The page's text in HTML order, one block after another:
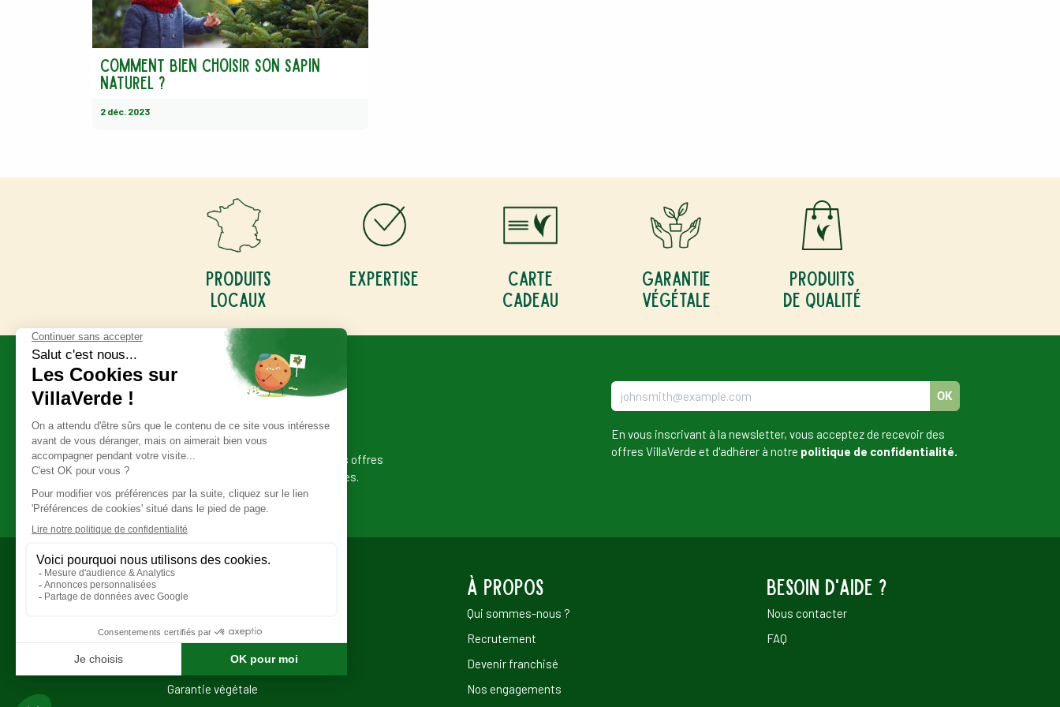
Comment bien choisir son sapin
naturel ?
2 déc. 2023
Produits
de qualité
Garantie
végétale
Carte
cadeau
Expertise
Produits
locaux
OK
En vous inscrivant à la newsletter, vous acceptez de recevoir des
offres VillaVerde et d'adhérer à notre politique de confidentialité.
Abonnez-vous
à notre newsletter
Retrouvez toute l'actualité de votre magasin, les offres
promotionnelles et les bons plans de nos marques.
Magazines et catalogues
Notre programme de fidélité
Garantie végétale
À propos
Qui sommes-nous ?
Recrutement
Devenir franchisé
Nos engagements
Besoin d'aide ?
Nous contacter
FAQ